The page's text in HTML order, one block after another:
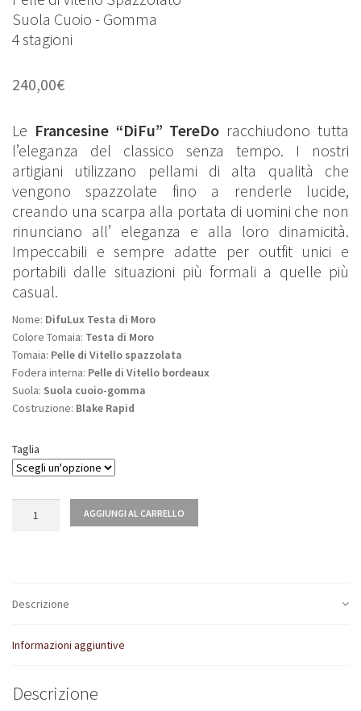
Suola Cuoio - Gomma
4 stagioni
240,00€
Le Francesine “DiFu” TereDo racchiudono tutta
l’eleganza del classico senza tempo. I nostri
artigiani utilizzano pellami di alta qualità che
vengono spazzolate fino a renderle lucide,
creando una scarpa alla portata di uomini che non
rinunciano all’ eleganza e alla loro dinamicità.
Impeccabili e sempre adatte per outfit unici e
portabili dalle situazioni più formali a quelle più
casual.
Nome: DifuLux Testa di Moro
Colore Tomaia: Testa di Moro
Tomaia: Pelle di Vitello spazzolata
Fodera interna: Pelle di Vitello bordeaux
Suola: Suola cuoio-gomma
Costruzione: Blake Rapid
Taglia
AGGIUNGI AL CARRELLO
Descrizione
Informazioni aggiuntive
Descrizione